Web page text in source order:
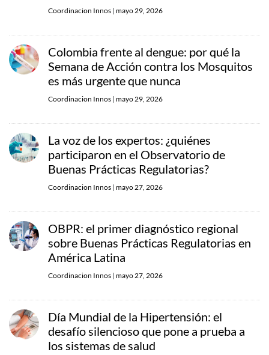
Coordinacion Innos | mayo 29, 2026
Colombia frente al dengue: por qué la
Semana de Acción contra los Mosquitos
es más urgente que nunca
Coordinacion Innos | mayo 29, 2026
La voz de los expertos: ¿quiénes
participaron en el Observatorio de
Buenas Prácticas Regulatorias?
Coordinacion Innos | mayo 27, 2026
OBPR: el primer diagnóstico regional
sobre Buenas Prácticas Regulatorias en
América Latina
Coordinacion Innos | mayo 27, 2026
Día Mundial de la Hipertensión: el
desafío silencioso que pone a prueba a
los sistemas de salud